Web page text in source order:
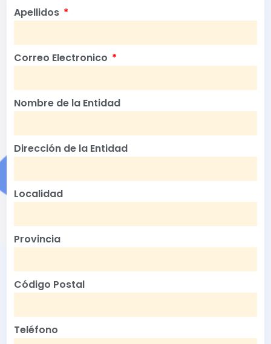
Apellidos
Correo Electronico
Nombre de la Entidad
Dirección de la Entidad
Localidad
Provincia
Código Postal
Teléfono